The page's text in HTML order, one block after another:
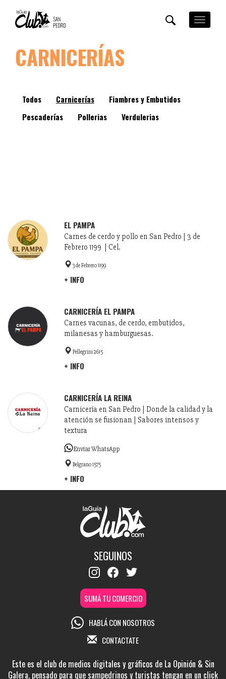
contenido
Toggle
navigation
CARNICERÍAS
Todos Carnicerías
Fiambres y Embutidos
Pescaderías
Pollerias Verdulerias
EL PAMPA
Carnes de cerdo y pollo en San Pedro | 3 de
Febrero 1199 | Cel.
3 de Febrero 1199
+ INFO
CARNICERÍA EL PAMPA
Carnes vacunas, de cerdo, embutidos,
milanesas y hamburguesas.
Pellegrini 2615
+ INFO
CARNICERÍA LA REINA
Carnicería en San Pedro | Donde la calidad y la
atención se fusionan | Sabores intensos y
textura
Enviar WhatsApp
Belgrano 1575
+ INFO
SEGUINOS
SUMÁ TU COMERCIO
HABLÁ CON NOSOTROS
CONTACTATE
Este es el club de medios digitales y gráficos de La Opinión & Sin
Galera, pensado para que sampedrinos y turistas tengan en un click